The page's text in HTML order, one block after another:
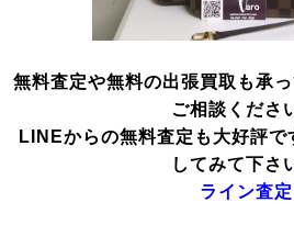
無料査定や無料の出張買取も承
ご相談くださ
LINEからの無料査定も大好評
してみて下さ
ライン査定